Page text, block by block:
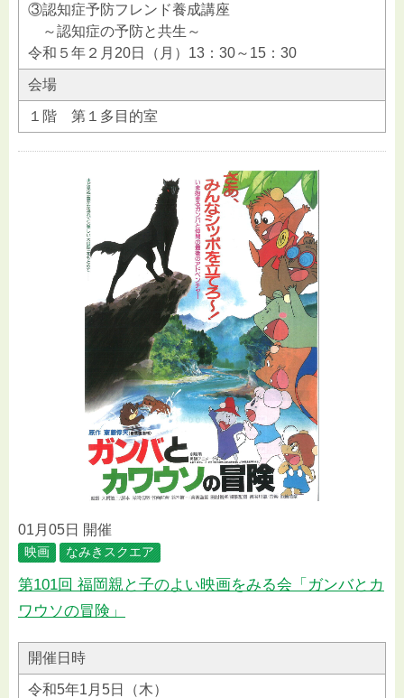
③認知症予防フレンド養成講座
～認知症の予防と共生～
令和５年２月20日（月）13：30～15：30
会場
１階 第１多目的室
01月05日 開催
映画 なみきスクエア
第101回 福岡親と子のよい映画をみる会「ガンバとカ
ワウソの冒険」
開催日時
令和5年1月5日（木）